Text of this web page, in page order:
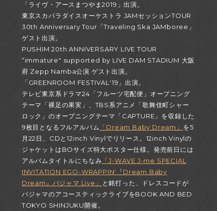
「ライヴ・アースまつやま2019」出演。
東京スカパラダイスオーケストラ JAMセッションTOUR
30th Anniversary Tour「Traveling Ska JAMboree」
ゲスト出演。
PUSHIM 20th ANNIVERSARY LIVE TOUR
“immature" supported by LIVE DAM STADIUM 大阪
府 Zepp Namba公演 ゲスト出演。
「GREENROOM FESTIVAL'19」出演。
テレビ東京系ドラマ24「フルーツ宅配便」オープニング
テーマ「裸足の果実」、TBS系アニメ「歌舞伎町シャー
ロック」のオープニングテーマ「CAPTURE」を収録した
9枚目となるフルアルバム 「Dream Baby Dream」 を5
月22日、CDと12inch Vinylでリリース。12inch Vinylの
ジャケットはBOサイズ特大ポスター仕様。発売前日には
アルバムタイトルにちなみ 「J-WAVE J-me SPECIAL
INVITATION EGO-WRAPPIN'『Dream Baby
Dream』パジャマ Live」
と銘打った、ドレスコードが
パジャマのアコースティックライブをBOOK AND BED
TOKYO SHINJUKU開催。